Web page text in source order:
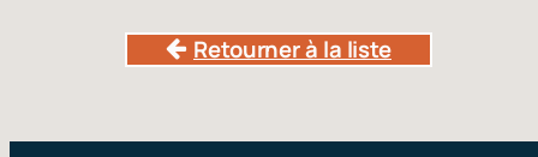
Retourner à la liste